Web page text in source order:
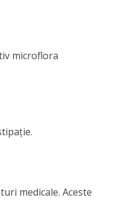
microflora
medicale. Aceste